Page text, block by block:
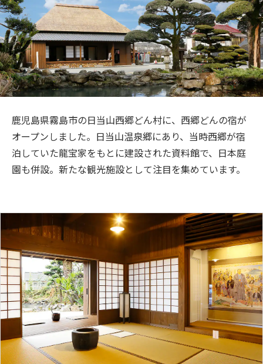
行き先
旅のお役立ち情報
閉じる
鹿児島県霧島市の日当山西郷どん村に、西郷どんの宿が
オープンしました。日当山温泉郷にあり、当時西郷が宿
泊していた龍宝家をもとに建設された資料館で、日本庭
園も併設。新たな観光施設として注目を集めています。